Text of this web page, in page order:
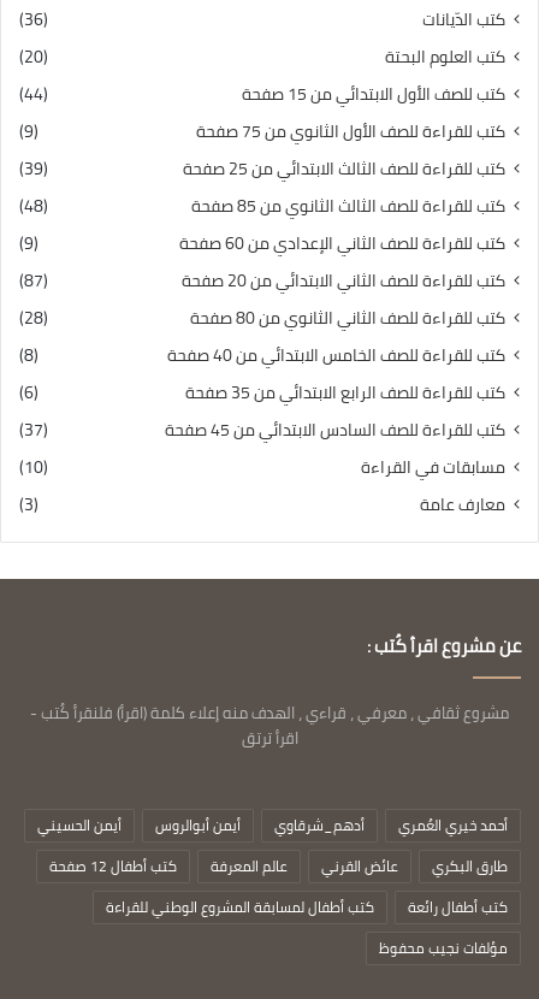
كتب الدّيانات
(36)
كتب العلوم البحتة
(20)
كتب للصف الأول الابتدائي من 15 صفحة
(44)
كتب للقراءة للصف الأول الثانوي من 75 صفحة
(9)
كتب للقراءة للصف الثالث الابتدائي من 25 صفحة
(39)
كتب للقراءة للصف الثالث الثانوي من 85 صفحة
(48)
كتب للقراءة للصف الثاني الإعدادي من 60 صفحة
(9)
كتب للقراءة للصف الثاني الابتدائي من 20 صفحة
(87)
كتب للقراءة للصف الثاني الثانوي من 80 صفحة
(28)
كتب للقراءة للصف الخامس الابتدائي من 40 صفحة
(8)
كتب للقراءة للصف الرابع الابتدائي من 35 صفحة
(6)
كتب للقراءة للصف السادس الابتدائي من 45 صفحة
(37)
مسابقات في القراءة
(10)
معارف عامة
(3)
عن مشروع اقرأ كُتب :
مشروع ثقافي ، معرفي ، قراءي ، الهدف منه إعلاء كلمة (اقرأ) فلنقرأ كُتب -
اقرأ ترتق
أحمد خيري العُمري أدهم_شرقاوي أيمن أبوالروس
أيمن الحسيني
طارق البكري
عائض القرني عالم المعرفة
كتب أطفال 12 صفحة
كتب أطفال رائعة
كتب أطفال لمسابقة المشروع الوطني للقراءة
مؤلفات نجيب محفوظ